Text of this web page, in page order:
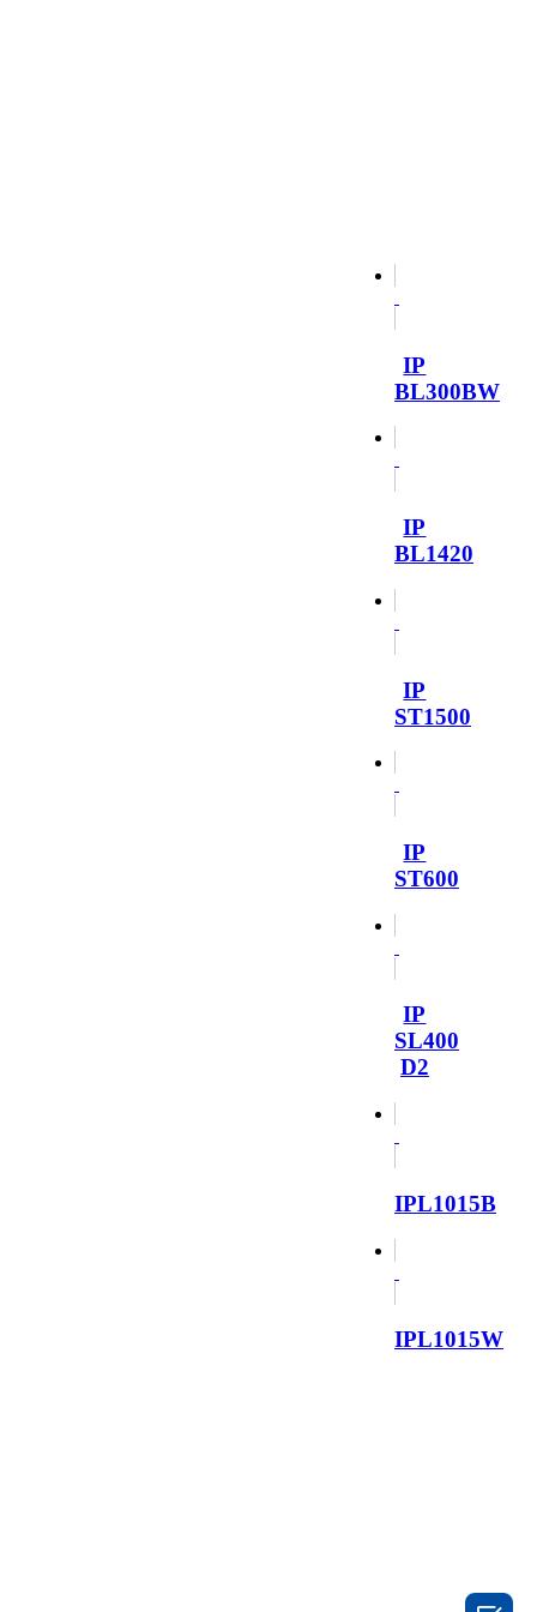
IP
BL300BW
IP
BL1420
IP
ST1500
IP
ST600
IP
SL400
D2
IPL1015B
IPL1015W